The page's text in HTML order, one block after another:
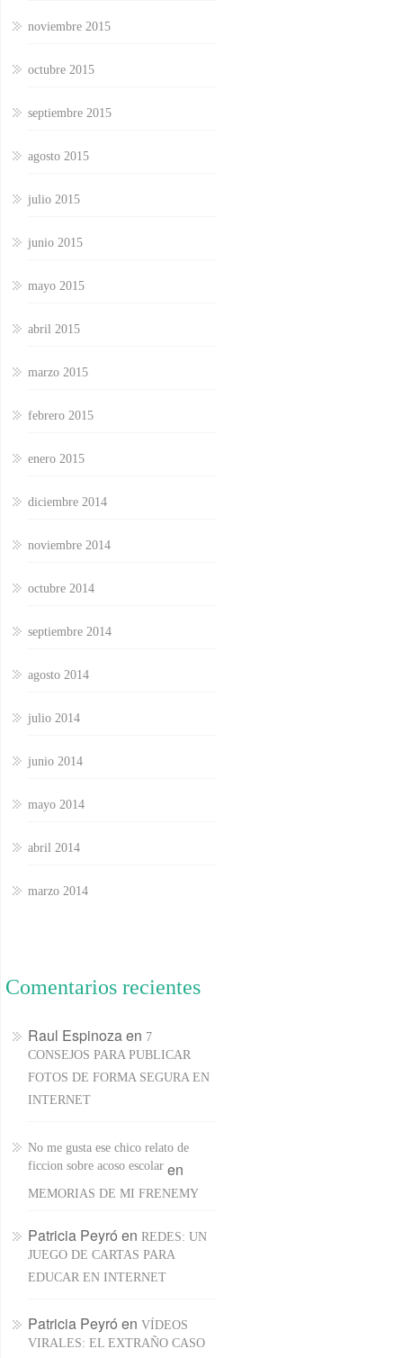
noviembre 2015
octubre 2015
septiembre 2015
agosto 2015
julio 2015
junio 2015
mayo 2015
abril 2015
marzo 2015
febrero 2015
enero 2015
diciembre 2014
noviembre 2014
octubre 2014
septiembre 2014
agosto 2014
julio 2014
junio 2014
mayo 2014
abril 2014
marzo 2014
Comentarios recientes
Raul Espinozaen 7
CONSEJOS PARA PUBLICAR
FOTOS DE FORMA SEGURA EN
INTERNET
No me gusta ese chico relato de
ficcion sobre acoso escolaren
MEMORIAS DE MI FRENEMY
Patricia Peyró en REDES: UN
JUEGO DE CARTAS PARA
EDUCAR EN INTERNET
Patricia Peyró en VÍDEOS
VIRALES: EL EXTRAÑO CASO